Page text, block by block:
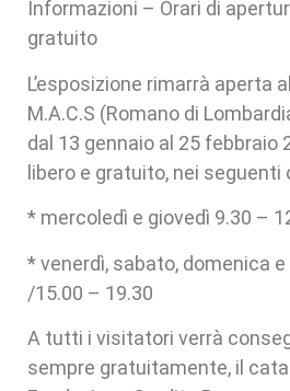
Informazioni – Orari di
gratuito
L’esposizione rimarrà aperta
M.A.C.S (Romano di
dal 13 gennaio al 25 febbraio
libero e gratuito, nei seguenti
* mercoledì e giovedì 9.30 –
* venerdì, sabato, domenica
/15.00 – 19.30
A tutti i visitatori verrà
sempre gratuitamente, il